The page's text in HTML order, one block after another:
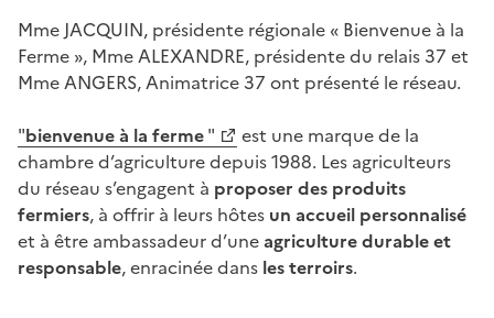
Mme JACQUIN, présidente régionale « Bienvenue à la
Ferme », Mme ALEXANDRE, présidente du relais 37 et
Mme ANGERS, Animatrice 37 ont présenté le réseau.
"bienvenue à la ferme"
est une marque de la
chambre d’agriculture depuis 1988. Les agriculteurs
du réseau s’engagent à proposer des produits
fermiers, à offrir à leurs hôtes un accueil personnalisé
et à être ambassadeur d’uneagriculture durable et
responsable, enracinée dans les terroirs.